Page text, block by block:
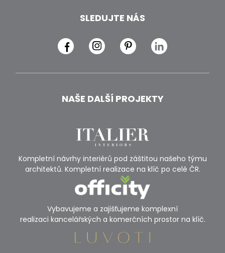
SLEDUJTE NÁS
NAŠE DALŠÍ PROJEKTY
Kompletní návrhy interiérů pod záštitou našeho týmu
architektů. Kompletní realizace na klíč po celé ČR.
Vybavujeme a zajišťujeme komplexní
realizaci kancelářských a komerčních prostor na klíč.